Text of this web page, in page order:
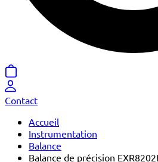
Contact
Accueil
Instrumentation
Balance
Balance de précision